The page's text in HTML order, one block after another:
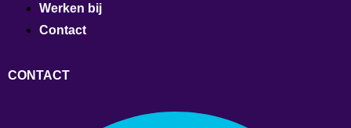
Werken bij
Contact
CONTACT